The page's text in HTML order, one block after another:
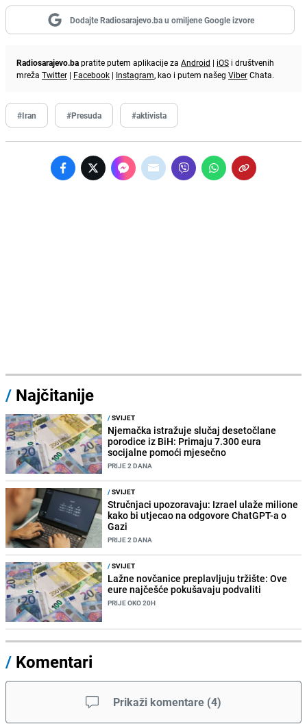
Dodajte Radiosarajevo.ba u omiljene Google izvore
Radiosarajevo.bapratite putem aplikacije za Android | iOS i društvenih
mreža Twitter | Facebook | Instagram, kao i putem našeg ViberChata.
#Iran #Presuda #aktivista
/ Najčitanije
/SVIJET
Njemačka istražuje slučaj desetočlane
porodice iz BiH: Primaju 7.300 eura
socijalne pomoći mjesečno
PRIJE 2 DANA
/SVIJET
Stručnjaci upozoravaju: Izrael ulaže milione
kako bi utjecao na odgovore ChatGPT-a o
Gazi
PRIJE 2 DANA
/SVIJET
Lažne novčanice preplavljuju tržište: Ove
eure najčešće pokušavaju podvaliti
PRIJE OKO 20H
/ Komentari
Prikaži komentare (4)